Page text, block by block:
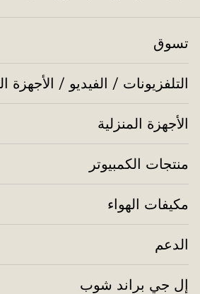
تسوق
التلفزيونات / الفيديو / الأجهزة
الأجهزة المنزلية
منتجات الكمبيوتر
مكيفات الهواء
الدعم
إل جي براند شوب